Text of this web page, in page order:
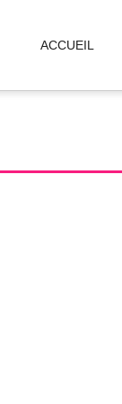
ACCUEIL